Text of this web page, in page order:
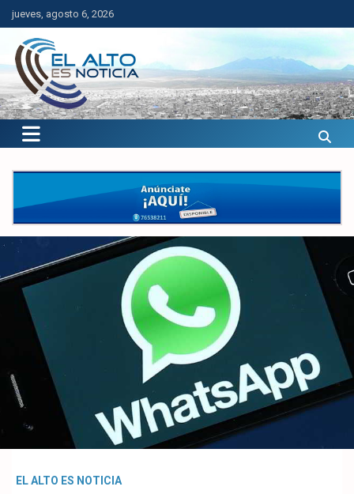
Saltar
al
contenido
jueves, agosto 6, 2026
El Alto es Noticia
Últimas noticias de El Alto, Bolivia y el mundo.
EL ALTO ES NOTICIA